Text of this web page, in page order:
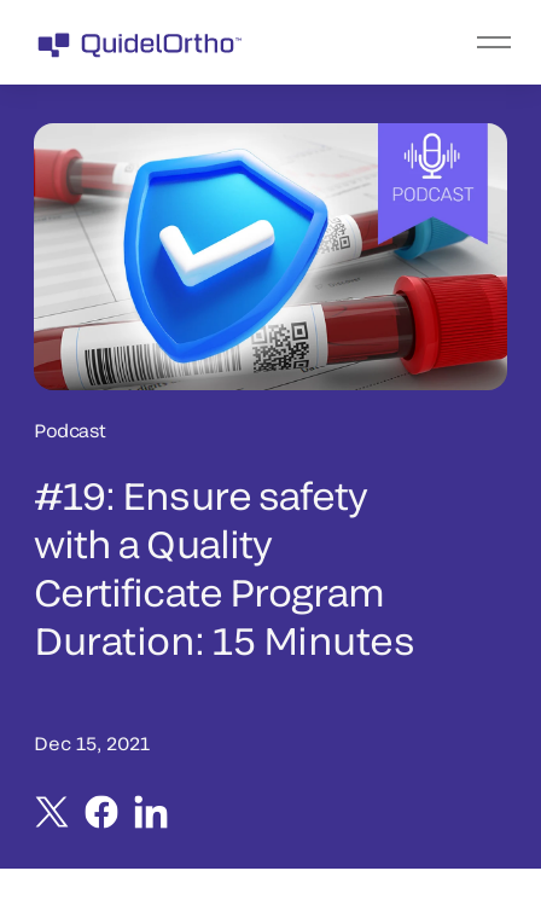
Podcast
#19: Ensure safety
with a Quality
Certificate Program
Duration: 15 Minutes
Dec 15, 2021